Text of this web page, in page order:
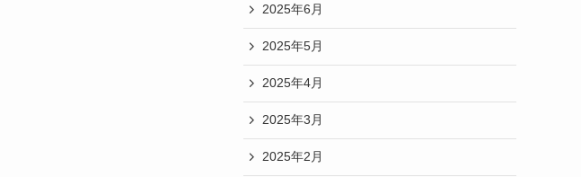
2025年6月
2025年5月
2025年4月
2025年3月
2025年2月